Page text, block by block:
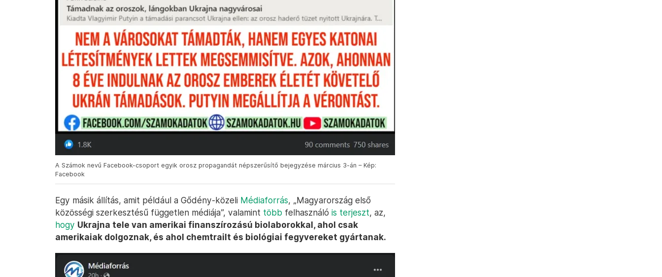
A Számok nevű Facebook-csoport egyik orosz propagandát népszerűsítő bejegyzése március 3-án – Kép:
Facebook
Egy másik állítás, amit például a Gődény-közeli Médiaforrás, „Magyarország első
közösségi szerkesztésű független médiája”, valamint több felhasználó is terjeszt, az,
hogy Ukrajna tele van amerikai finanszírozású biolaborokkal, ahol csak
amerikaiak dolgoznak, és ahol chemtrailt és biológiai fegyvereket gyártanak.